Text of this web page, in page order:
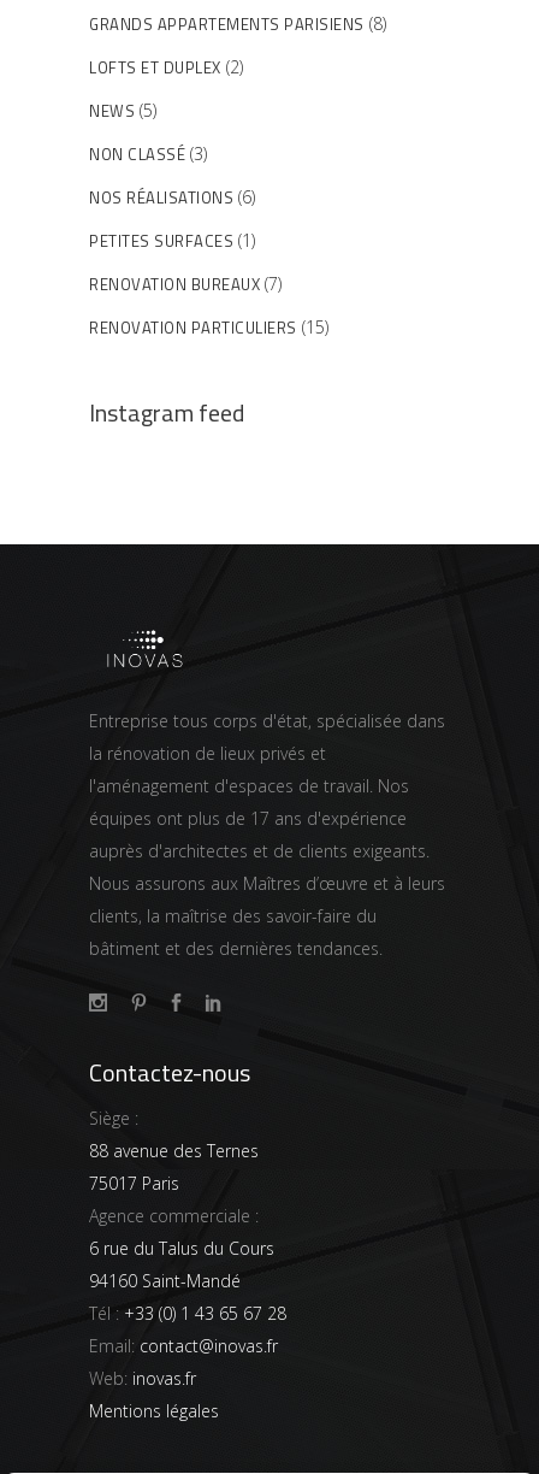
GRANDS APPARTEMENTS PARISIENS (8)
LOFTS ET DUPLEX (2)
NEWS (5)
NON CLASSÉ (3)
NOS RÉALISATIONS (6)
PETITES SURFACES (1)
RENOVATION BUREAUX (7)
RENOVATION PARTICULIERS (15)
Instagram feed
Entreprise tous corps d'état, spécialisée dans
la rénovation de lieux privés et
l'aménagement d'espaces de travail. Nos
équipes ont plus de 17 ans d'expérience
auprès d'architectes et de clients exigeants.
Nous assurons aux Maîtres d’œuvre et à leurs
clients, la maîtrise des savoir-faire du
bâtiment et des dernières tendances.
Contactez-nous
Siège :
88 avenue des Ternes
75017 Paris
Agence commerciale :
6 rue du Talus du Cours
94160 Saint-Mandé
Tél : +33 (0) 1 43 65 67 28
Email: contact@inovas.fr
Web: inovas.fr
Mentions légales